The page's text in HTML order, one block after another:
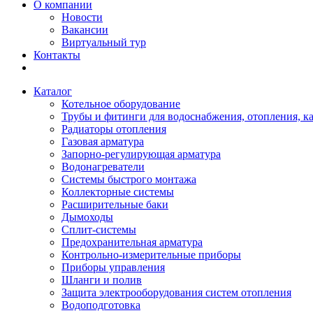
О компании
Новости
Вакансии
Виртуальный тур
Контакты
Каталог
Котельное оборудование
Трубы и фитинги для водоснабжения, отопления,
Радиаторы отопления
Газовая арматура
Запорно-регулирующая арматура
Водонагреватели
Системы быстрого монтажа
Коллекторные системы
Расширительные баки
Дымоходы
Сплит-системы
Предохранительная арматура
Контрольно-измерительные приборы
Приборы управления
Шланги и полив
Защита электрооборудования систем отопления
Водоподготовка